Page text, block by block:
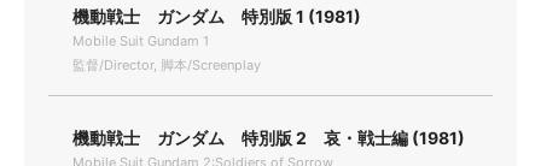
機動戦士 ガンダム 特別版 1 (1981)
Mobile Suit Gundam 1
監督/Director, 脚本/Screenplay
機動戦士 ガンダム 特別版 2 哀・戦士編 (1981)
Mobile Suit Gundam 2:Soldiers of Sorrow